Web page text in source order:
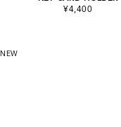
¥4,400
NEW